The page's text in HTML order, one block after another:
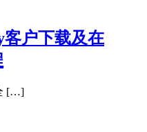
户下载及在
[…]